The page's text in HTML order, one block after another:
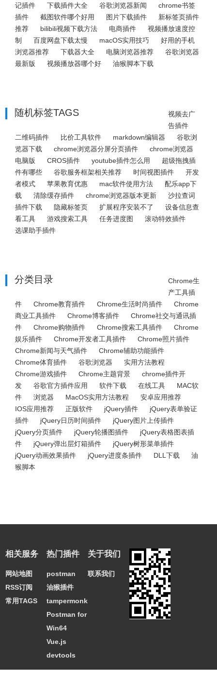
记插件
下载插件大全 谷歌浏览器新闻
chrome书签
插件
截图软件哪个好用 图片下载插件
新标签页插件
推荐
bilibili视频下载方法 电商插件
视频播放速度控
制
百度网盘下载太慢 macOS实用技巧
好用的手机
浏览器推荐
下载器大全 电脑浏览器推荐
谷歌浏览器
最新版
视频播放器哪个好 油猴脚本下载
随机标签TAGS
视频去广
告插件
二维码插件
比价工具软件 markdown编辑器
谷歌浏
览器下载
chrome浏览器分屏分页插件
chrome浏览器
电脑版
CROS插件 youtube插件怎么用
超级拖拽插
件有哪些
谷歌服务框架相关推荐 时间视图插件
开发
者模式
苹果教育优惠 mac软件使用方法
配乐app下
载
清除缓存插件 chrome浏览器版本更新
沙拉查词
插件下载
隐藏标签页 扩展程序安装不了
设备信息查
看工具
游戏搜索工具 任务进度图
滚动特效插件
选课助手插件
分类目录
Chrome生
产工具插
件
Chrome教育插件 Chrome生活时尚插件
Chrome
商业工具插件
Chrome博客插件
Chrome社交与通讯插
件
Chrome购物插件 Chrome搜索工具插件
Chrome
娱乐插件
Chrome开发者工具插件
Chrome照片插件
Chrome新闻与天气插件
Chrome辅助功能插件
Chrome体育插件
谷歌浏览器
实用方法教程
Chrome游戏插件
Chrome主题背景
chrome插件开
发
谷歌官方插件应用 软件下载 在线工具
MAC软
件
浏览器 MacOS实用方法教程
安卓应用推荐
IOS应用推荐
正版软件 jQuery插件
jQuery表单验证
插件
jQuery日历时间插件
jQuery图片上传插件
jQuery分页插件
jQuery轮播图插件
jQuery表格图表插
件
jQuery弹出层灯箱插件
jQuery树形菜单插件
jQuery动画效果插件
jQuery进度条插件 DLL下载
油
猴脚本
相关服务
网站地图
RSS订阅
常用TAGS
热门插件
postman
油猴插件
tampermonkey
Postman for
Win64
Vue.js
devtools
关于我们
联系我们